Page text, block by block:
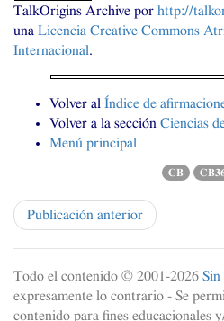
TalkOrigins Archive por http://
una Licencia Creative Commons
Internacional.
Volver al Índice de
Volver a la sección Ciencias
Menú principal
CB
Publicación anterior
Todo el contenido © 2001-2026 Sin
expresamente lo contrario - Se
contenido para fines educacionales